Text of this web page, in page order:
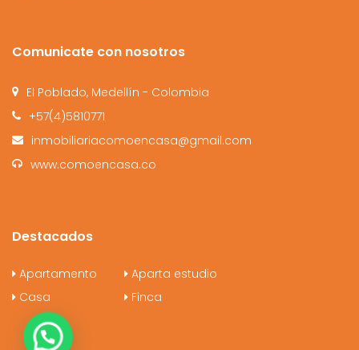
Comunicate con nosotros
El Poblado, Medellín - Colombia
+57(4)5810771
inmobiliariacomoencasa@gmail.com
www.comoencasa.co
Destacados
Apartamento
Aparta estudio
Casa
Finca